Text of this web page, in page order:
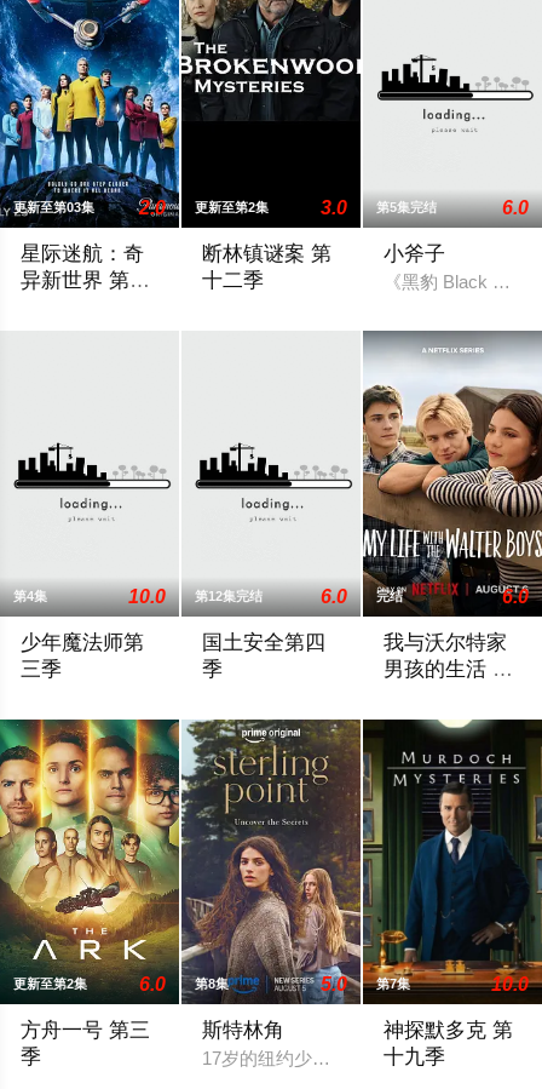
更新至第03集 2.0
星际迷航：奇
异新世界 第四
更新至第2集 3.0
断林镇谜案 第
十二季
第5集完结 6.0
小斧子
《黑豹 Black
第4集 10.0
少年魔法师第
三季
第12集完结 6.0
国土安全第四
季
完结 6.0
我与沃尔特家
男孩的生活 第
更新至第2集 6.0
方舟一号 第三
季
第8集 5.0
斯特林角
17岁的纽约少女Annie（艾拉·鲁宾 饰）
第7集 10.0
神探默多克 第
十九季